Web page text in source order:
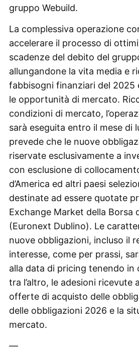
gruppo Webuild.
La complessiva operazione
accelerare il processo di
scadenze del debito del
allungandone la vita media e
fabbisogni finanziari del 2025
le opportunità di mercato.
condizioni di mercato,
sarà eseguita entro il mese di
prevede che le nuove
riservate esclusivamente a
con esclusione di
d’America ed altri paesi
destinate ad essere quotate
Exchange Market della Borsa
(Euronext Dublino). Le
nuove obbligazioni, incluso il
interesse, come per prassi,
alla data di pricing tenendo in
tra l’altro, le adesioni ricevute
offerte di acquisto delle
delle obbligazioni 2026 e la
mercato.
—